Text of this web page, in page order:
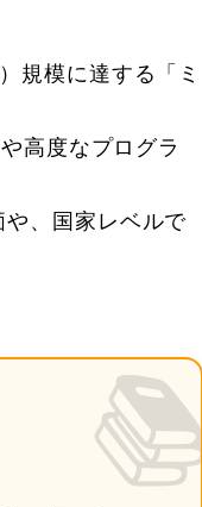
規模に達する「ミ
高度なプログラ
や、国家レベルで
📚